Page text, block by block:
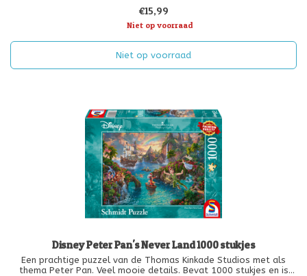
€15,99
Niet op voorraad
Niet op voorraad
Disney Peter Pan's Never Land 1000 stukjes
Een prachtige puzzel van de Thomas Kinkade Studios met als
thema Peter Pan. Veel mooie details. Bevat 1000 stukjes en is